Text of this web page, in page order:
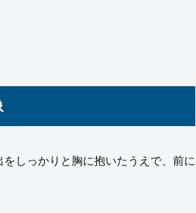
しっかりと胸に抱いたうえで、前に